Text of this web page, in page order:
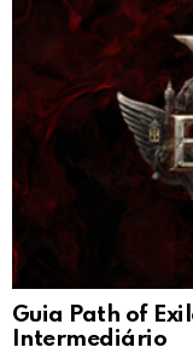
Guia Path of
Intermediário